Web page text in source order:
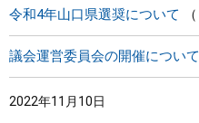
令和4年山口県選奨について
議会運営委員会の開催について
2022年11月10日